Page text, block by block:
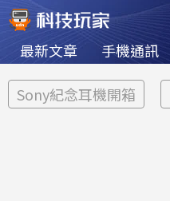
最新文章 手機通訊
Sony紀念耳機開箱